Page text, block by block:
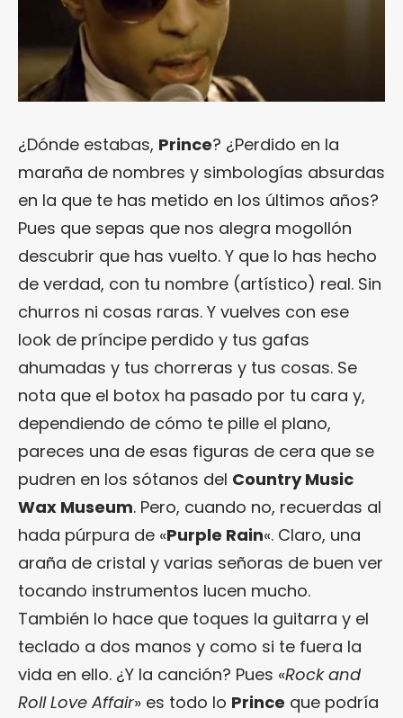
¿Dónde estabas, Prince? ¿Perdido en la
maraña de nombres y simbologías absurdas
en la que te has metido en los últimos años?
Pues que sepas que nos alegra mogollón
descubrir que has vuelto. Y que lo has hecho
de verdad, con tu nombre (artístico) real. Sin
churros ni cosas raras. Y vuelves con ese
look de príncipe perdido y tus gafas
ahumadas y tus chorreras y tus cosas. Se
nota que el botox ha pasado por tu cara y,
dependiendo de cómo te pille el plano,
pareces una de esas figuras de cera que se
pudren en los sótanos del Country Music
Wax Museum. Pero, cuando no, recuerdas al
hada púrpura de «Purple Rain«. Claro, una
araña de cristal y varias señoras de buen ver
tocando instrumentos lucen mucho.
También lo hace que toques la guitarra y el
teclado a dos manos y como si te fuera la
vida en ello. ¿Y la canción? Pues «Rock and
Roll Love Affair» es todo lo Prince que podría